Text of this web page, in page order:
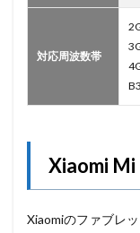
対応周波数帯
Xiaomi
Xiaomiのファブレ